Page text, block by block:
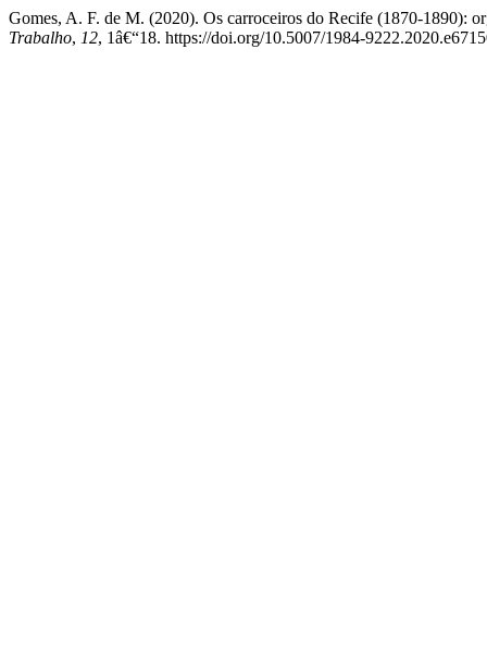
Gomes, A. F. de M. (2020). Os carroceiros do Recife (1870-
Trabalho, 12, 1â€“18. https://doi.org/10.5007/1984-